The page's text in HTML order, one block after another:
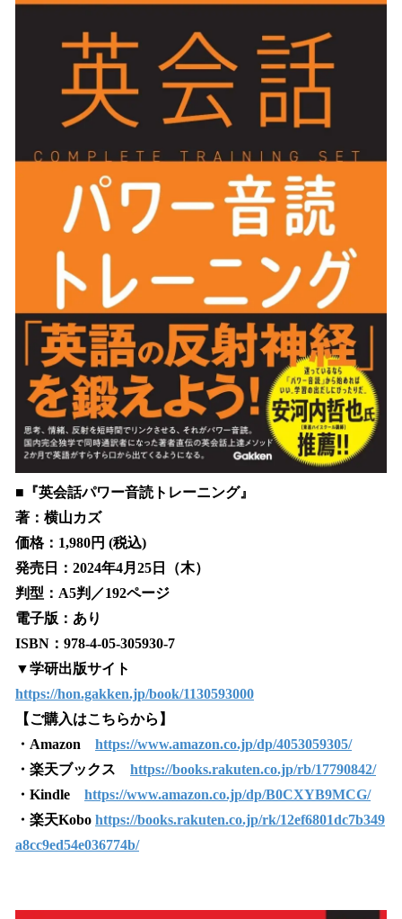
■『英会話パワー音読トレーニング』
著：横山カズ
価格：1,980円 (税込)
発売日：2024年4月25日（木）
判型：A5判／192ページ
電子版：あり
ISBN：978-4-05-305930-7
▼学研出版サイト
https://hon.gakken.jp/book/1130593000
【ご購入はこちらから】
・Amazon https://www.amazon.co.jp/dp/4053059305/
・楽天ブックス https://books.rakuten.co.jp/rb/17790842/
・Kindle https://www.amazon.co.jp/dp/B0CXYB9MCG/
・楽天Kobo https://books.rakuten.co.jp/rk/12ef6801dc7b349
a8cc9ed54e036774b/